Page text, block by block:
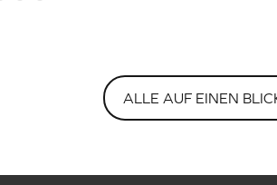
ALLE AUF EINEN